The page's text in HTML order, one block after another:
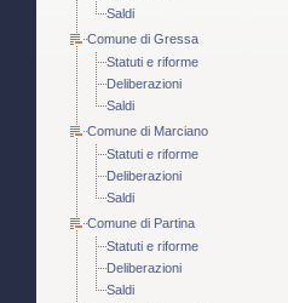
Saldi
Comune di Gressa
Statuti e riforme
Deliberazioni
Saldi
Comune di Marciano
Statuti e riforme
Deliberazioni
Saldi
Comune di Partina
Statuti e riforme
Deliberazioni
Saldi